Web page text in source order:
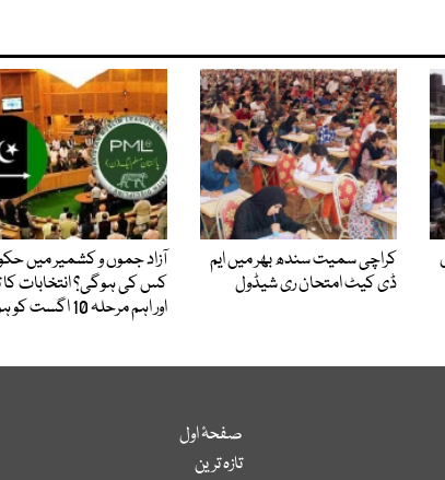
کراچی سمیت سندھ بھر میں ایم
ڈی کیٹ امتحان ری شیڈول
آزاد جموں و کشمیر میں
کس کی ہوگی؟ انتخابات کا
اور اہم مرحلہ 10 اگست کو ہوگا
صفحۂ اول
تازہ ترین